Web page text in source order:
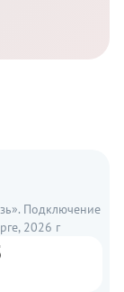
Подключение
2026 г